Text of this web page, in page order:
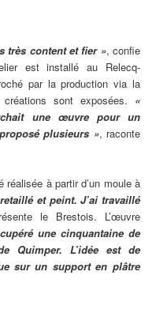
très content et fier », confie
est installé au Relecq-
par la production via la
sont exposées. «
une œuvre pour un
plusieurs », raconte
à partir d’un moule à
et peint. J’ai travaillé
le Brestois. L’œuvre
une cinquantaine de
Quimper. L’idée est de
sur un support en plâtre